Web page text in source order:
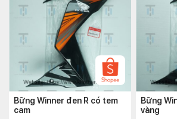
Bững Winner đen R có tem
cam
Bững
vàng